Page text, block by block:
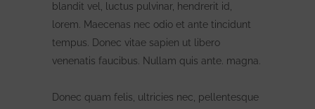
blandit vel, luctus pulvinar, hendrerit id,
lorem. Maecenas nec odio et ante tincidunt
tempus. Donec vitae sapien ut libero
venenatis faucibus. Nullam quis ante. magna.
Donec quam felis, ultricies nec, pellentesque